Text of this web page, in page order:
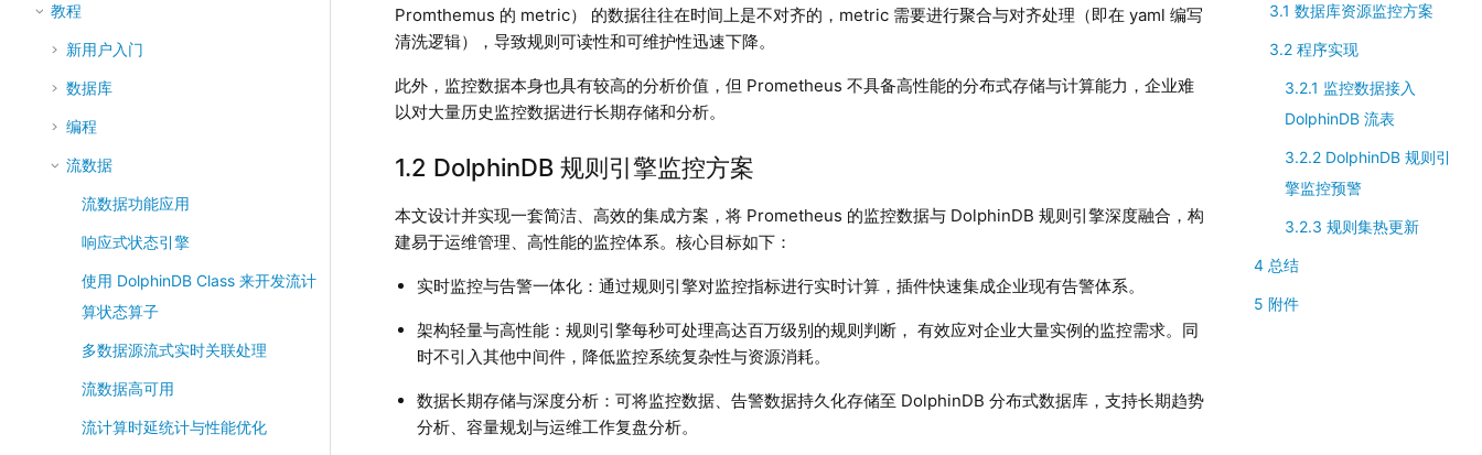
教程
新用户入门
数据库
编程
流数据
流数据功能应用
响应式状态引擎
使用 DolphinDB Class 来开发流计
算状态算子
多数据源流式实时关联处理
流数据高可用
流计算时延统计与性能优化
Promthemus 的 metric） 的数据往往在时间上是不对齐的，metric 需要进行聚合与对齐处理（即在 yaml 编写
清洗逻辑），导致规则可读性和可维护性迅速下降。
此外，监控数据本身也具有较高的分析价值，但 Prometheus 不具备高性能的分布式存储与计算能力，企业难
以对大量历史监控数据进行长期存储和分析。
1.2 DolphinDB 规则引擎监控方案
本文设计并实现一套简洁、高效的集成方案，将 Prometheus 的监控数据与 DolphinDB 规则引擎深度融合，构
建易于运维管理、高性能的监控体系。核心目标如下：
实时监控与告警一体化：通过规则引擎对监控指标进行实时计算，插件快速集成企业现有告警体系。
架构轻量与高性能：规则引擎每秒可处理高达百万级别的规则判断， 有效应对企业大量实例的监控需求。同
时不引入其他中间件，降低监控系统复杂性与资源消耗。
数据长期存储与深度分析：可将监控数据、告警数据持久化存储至 DolphinDB 分布式数据库，支持长期趋势
分析、容量规划与运维工作复盘分析。
3.1 数据库资源监控方案
3.2 程序实现
3.2.1 监控数据接入
DolphinDB 流表
3.2.2 DolphinDB 规则引
擎监控预警
3.2.3 规则集热更新
4 总结
5 附件